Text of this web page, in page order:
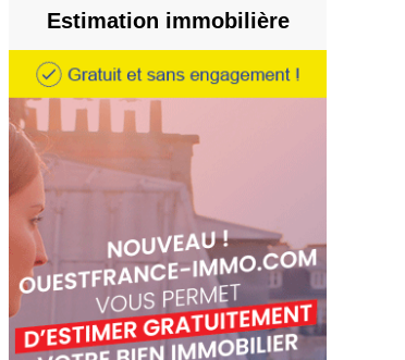
Estimation immobilière